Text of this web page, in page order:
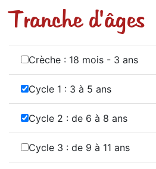
Tranche d'âges
Crèche : 18 mois - 3 ans
Cycle 1 : 3 à 5 ans
Cycle 2 : de 6 à 8 ans
Cycle 3 : de 9 à 11 ans